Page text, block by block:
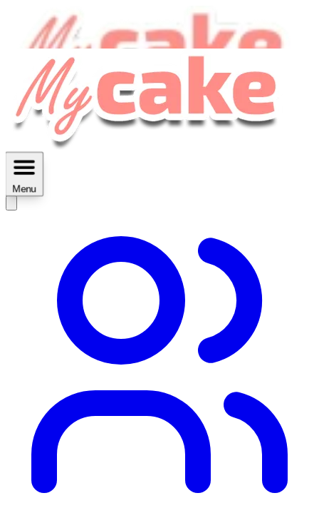
MyCake Academy c'est :
des fiches imprimables ...
Découvrir
Menu